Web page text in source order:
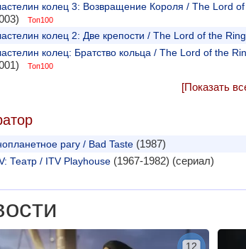
колец 3: Возвращение Короля / The Lord
Топ100
колец 2: Две крепости / The Lord of the
колец: Братство кольца / The Lord of the
Топ100
[Показать
рагу / Bad Taste(1987)
Театр / ITV Playhouse(1967-1982) (сериал)
12